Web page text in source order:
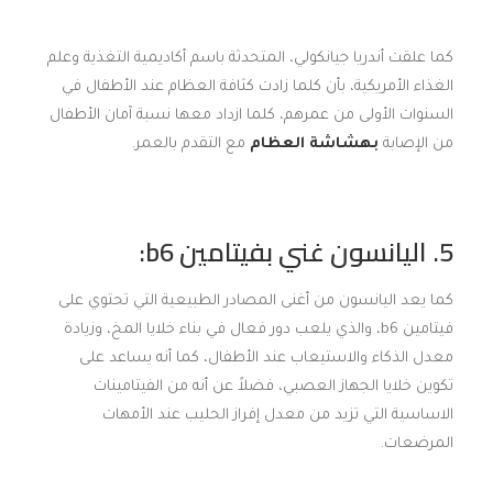
كما علقت أندريا جيانكولي، المتحدثة باسم أكاديمية التغذية وعلم
الغذاء الأمريكية، بأن كلما زادت كثافة العظام عند الأطفال في
السنوات الأولى من عمرهم، كلما ازداد معها نسبة آمان الأطفال
من الإصابة بهشاشة العظام مع التقدم بالعمر.
5. اليانسون غني بفيتامين b6
:
كما يعد اليانسون من أغنى المصادر الطبيعية التي تحتوي على
فيتامين b6، والذي يلعب دور فعال في بناء خلايا المخ، وزيادة
معدل الذكاء والاستيعاب عند الأطفال، كما أنه يساعد على
تكوين خلايا الجهاز العصبي، فضلاً عن أنه من الفيتامينات
الاساسية التي تزيد من معدل إفراز الحليب عند الأمهات
المرضعات.